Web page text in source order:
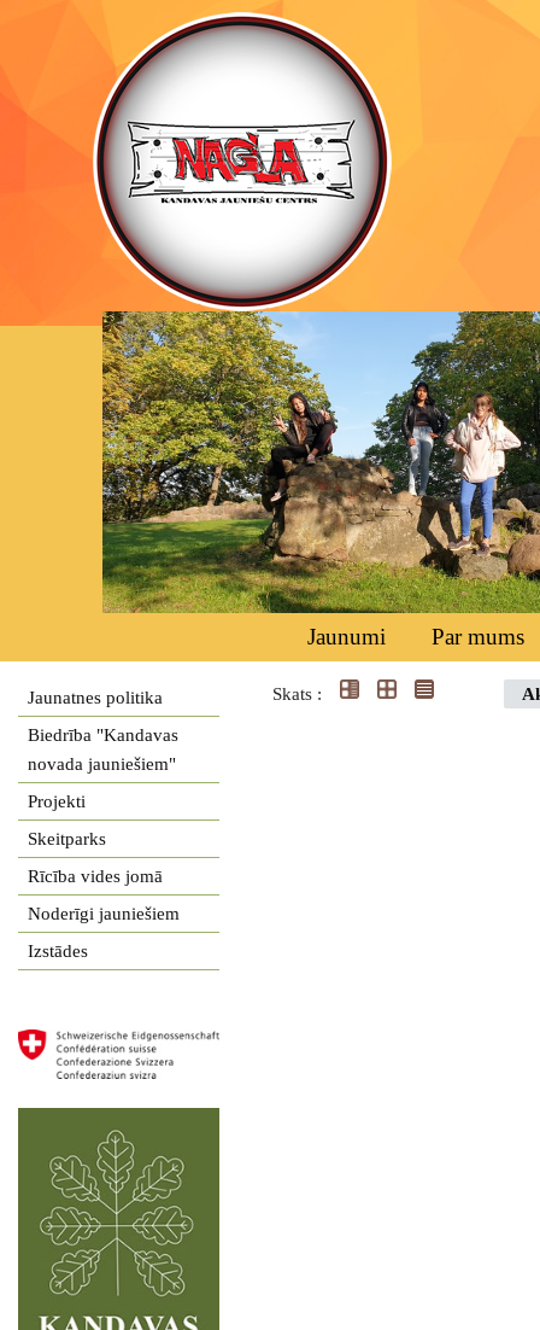
Jaunumi Par mums
Jaunatnes politika
Biedrība "Kandavas
novada jauniešiem"
Projekti
Skeitparks
Rīcība vides jomā
Noderīgi jauniešiem
Izstādes
Skats :